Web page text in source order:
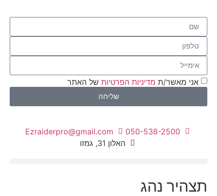
אני מאשר/ת מדיניות הפרטיות של האתר
שליחה
050-538-2500
Ezraiderpro@gmail.com
האלון 31, גמזו
תצהיר נהג